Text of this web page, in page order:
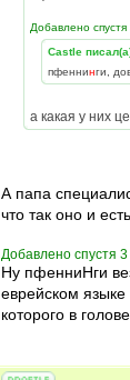
Добавлено
Castle
пфеннинги,
а какая у них
А папа
что так оно и
Добавлено спустя
Ну пфенниНги
еврейском
которого в